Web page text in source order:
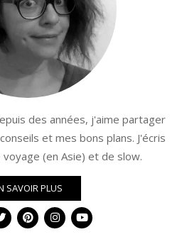
des années, j'aime partager
et mes bons plans. J'écris
(en Asie) et de slow.
SAVOIR PLUS